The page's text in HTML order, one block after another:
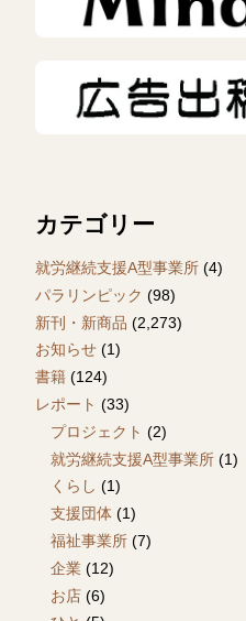
カテゴリー
就労継続支援A型事業所 (4)
パラリンピック (98)
新刊・新商品 (2,273)
お知らせ (1)
書籍 (124)
レポート (33)
プロジェクト (2)
就労継続支援A型事業所 (1)
くらし (1)
支援団体 (1)
福祉事業所 (7)
企業 (12)
お店 (6)